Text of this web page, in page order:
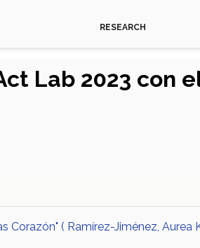
RESEARCH
Lab 2023 con
( Ramírez-Jiménez, Aurea